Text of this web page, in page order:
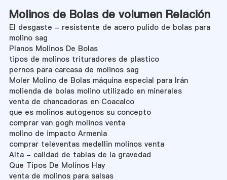
Molinos de Bolas de volumen Relación
El desgaste - resistente de acero pulido de bolas para
molino sag
Planos Molinos De Bolas
tipos de molinos trituradores de plastico
pernos para carcasa de molinos sag
Moler Molino de Bolas máquina especial para Irán
molienda de bolas molino utilizado en minerales
venta de chancadoras en Coacalco
que es molinos autogenos su concepto
comprar van gogh molinos venta
molino de impacto Armenia
comprar televentas medellin molinos venta
Alta - calidad de tablas de la gravedad
Que Tipos De Molinos Hay
venta de molinos para salsas